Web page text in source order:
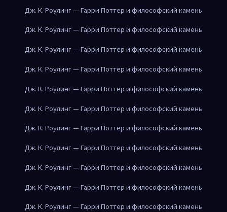
Дж. К. Роулинг — Гарри Поттер и философский камень
Дж. К. Роулинг — Гарри Поттер и философский камень
Дж. К. Роулинг — Гарри Поттер и философский камень
Дж. К. Роулинг — Гарри Поттер и философский камень
Дж. К. Роулинг — Гарри Поттер и философский камень
Дж. К. Роулинг — Гарри Поттер и философский камень
Дж. К. Роулинг — Гарри Поттер и философский камень
Дж. К. Роулинг — Гарри Поттер и философский камень
Дж. К. Роулинг — Гарри Поттер и философский камень
Дж. К. Роулинг — Гарри Поттер и философский камень
Дж. К. Роулинг — Гарри Поттер и философский камень